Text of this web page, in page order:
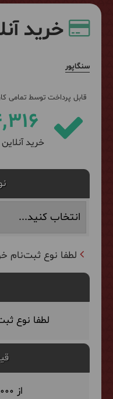
خرید
سنگاپور
قابل پرداخت توسط تمامی
خرید
لطفا نوع ثبت‌نام
لطفا نوع
از 95,990,000 تومان